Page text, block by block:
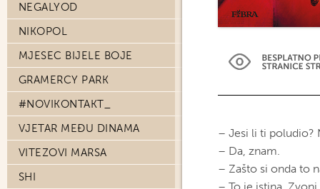
NEGALYOD
NIKOPOL
MJESEC BIJELE BOJE
GRAMERCY PARK
#NOVIKONTAKT_
VJETAR MEĐU DINAMA
VITEZOVI MARSA
SHI
– Jesi li ti poludio?
– Da, znam.
– Zašto si onda to